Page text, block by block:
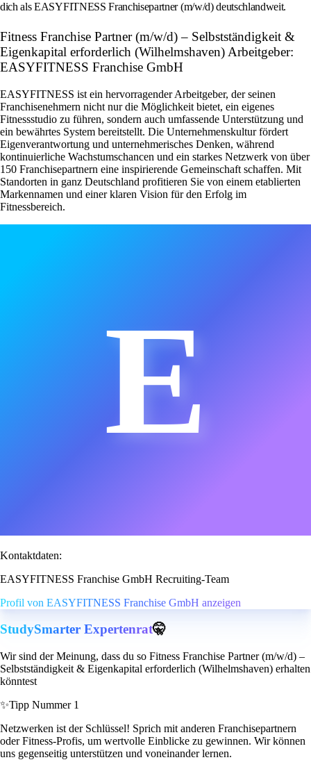
dich als EASYFITNESS Franchisepartner (m/w/d) deutschlandweit.
Fitness Franchise Partner (m/w/d) – Selbstständigkeit &
Eigenkapital erforderlich (Wilhelmshaven) Arbeitgeber:
EASYFITNESS Franchise GmbH
EASYFITNESS ist ein hervorragender Arbeitgeber, der seinen
Franchisenehmern nicht nur die Möglichkeit bietet, ein eigenes
Fitnessstudio zu führen, sondern auch umfassende Unterstützung und
ein bewährtes System bereitstellt. Die Unternehmenskultur fördert
Eigenverantwortung und unternehmerisches Denken, während
kontinuierliche Wachstumschancen und ein starkes Netzwerk von über
150 Franchisepartnern eine inspirierende Gemeinschaft schaffen. Mit
Standorten in ganz Deutschland profitieren Sie von einem etablierten
Markennamen und einer klaren Vision für den Erfolg im
Fitnessbereich.
E
Kontaktdaten:
EASYFITNESS Franchise GmbH Recruiting-Team
Profil von EASYFITNESS Franchise GmbH anzeigen
StudySmarter Expertenrat🤫
Wir sind der Meinung, dass du so Fitness Franchise Partner (m/w/d) –
Selbstständigkeit & Eigenkapital erforderlich (Wilhelmshaven) erhalten
könntest
✨Tipp Nummer 1
Netzwerken ist der Schlüssel! Sprich mit anderen Franchisepartnern
oder Fitness-Profis, um wertvolle Einblicke zu gewinnen. Wir können
uns gegenseitig unterstützen und voneinander lernen.